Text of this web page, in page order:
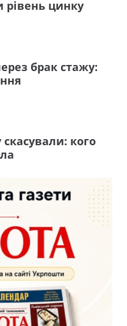
рівень цинку
брак стажу:
скасували: кого